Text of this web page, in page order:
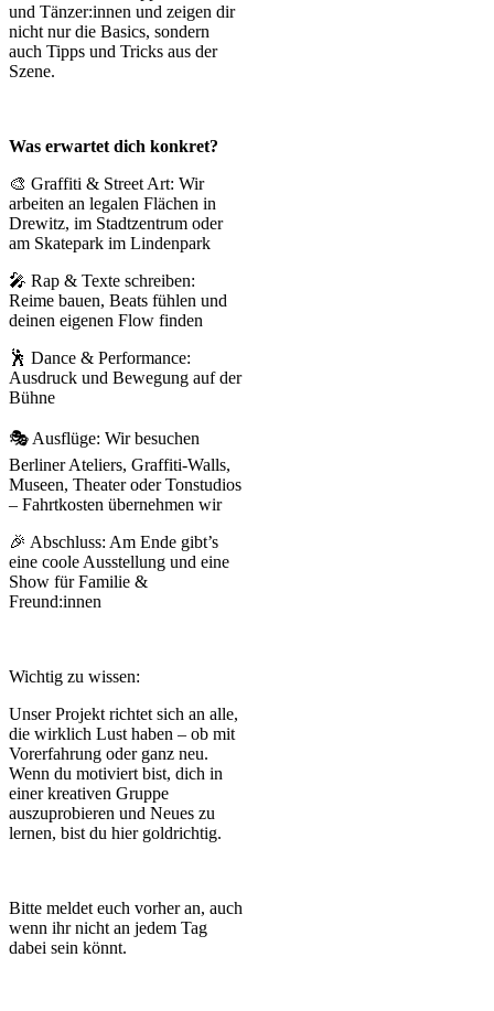
und Tänzer:innen und zeigen dir
nicht nur die Basics, sondern
auch Tipps und Tricks aus der
Szene.
Was erwartet dich konkret?
🎨 Graffiti & Street Art: Wir
arbeiten an legalen Flächen in
Drewitz, im Stadtzentrum oder
am Skatepark im Lindenpark
🎤 Rap & Texte schreiben:
Reime bauen, Beats fühlen und
deinen eigenen Flow finden
🕺 Dance & Performance:
Ausdruck und Bewegung auf der
Bühne
🎭 Ausflüge: Wir besuchen
Berliner Ateliers, Graffiti-Walls,
Museen, Theater oder Tonstudios
– Fahrtkosten übernehmen wir
🎉 Abschluss: Am Ende gibt’s
eine coole Ausstellung und eine
Show für Familie &
Freund:innen
Wichtig zu wissen:
Unser Projekt richtet sich an alle,
die wirklich Lust haben – ob mit
Vorerfahrung oder ganz neu.
Wenn du motiviert bist, dich in
einer kreativen Gruppe
auszuprobieren und Neues zu
lernen, bist du hier goldrichtig.
Bitte meldet euch vorher an, auch
wenn ihr nicht an jedem Tag
dabei sein könnt.